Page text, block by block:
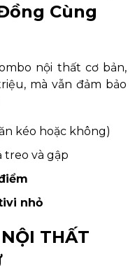
Cùng
nội thất cơ bản,
mà vẫn đảm bảo
kéo hoặc không)
treo và gập
nhỏ
THẤT